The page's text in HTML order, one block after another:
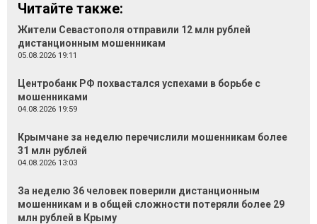
Читайте также:
Жители Севастополя отправили 12 млн рублей
дистанционным мошенникам
05.08.2026 19:11
Центробанк РФ похвастался успехами в борьбе с
мошенниками
04.08.2026 19:59
Крымчане за неделю перечислили мошенникам более
31 млн рублей
04.08.2026 13:03
За неделю 36 человек поверили дистанционным
мошенникам и в общей сложности потеряли более 29
млн рублей в Крыму